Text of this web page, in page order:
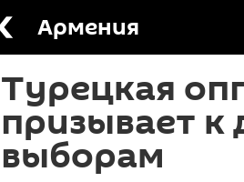
Армения
Турецкая
призывает
выборам